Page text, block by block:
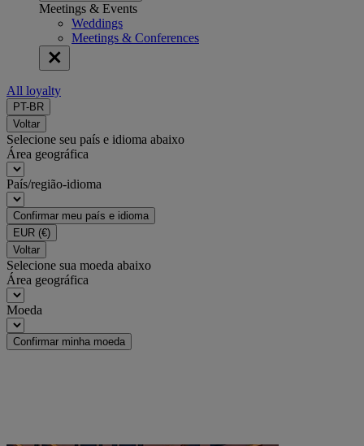
Meetings & Events
Weddings
Meetings & Conferences
All loyalty
PT-BR
Voltar
Selecione seu país e idioma abaixo
Área geográfica
País/região-idioma
Confirmar meu país e idioma
EUR (€)
Voltar
Selecione sua moeda abaixo
Área geográfica
Moeda
Confirmar minha moeda